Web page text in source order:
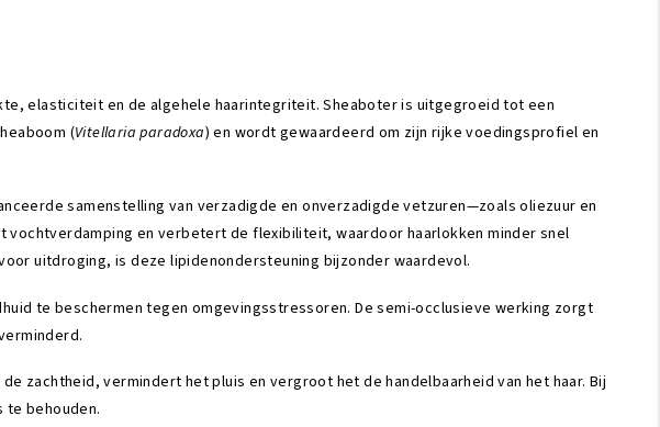
elasticiteit en de algehele haarintegriteit. Sheaboter is uitgegroeid tot een
(Vitellaria paradoxa) en wordt gewaardeerd om zijn rijke voedingsprofiel en
samenstelling van verzadigde en onverzadigde vetzuren—zoals oliezuur en
en verbetert de flexibiliteit, waardoor haarlokken minder snel
uitdroging, is deze lipidenondersteuning bijzonder waardevol.
te beschermen tegen omgevingsstressoren. De semi-occlusieve werking zorgt
zachtheid, vermindert het pluis en vergroot het de handelbaarheid van het haar. Bij
behouden.